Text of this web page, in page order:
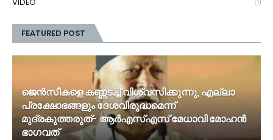
(1)
FEATURED POST
ജെൻസീകളെ കണ്ണടച്ച് വിശ്വസിക്കുന്നു, എല്ലാ
പ്രക്ഷോഭങ്ങളും ദേശവിരുദ്ധമെന്ന്
മുദ്രകുത്തരുത്- ആർഎസ്എസ് മേധാവി മോഹൻ
ഭാ​ഗവത്